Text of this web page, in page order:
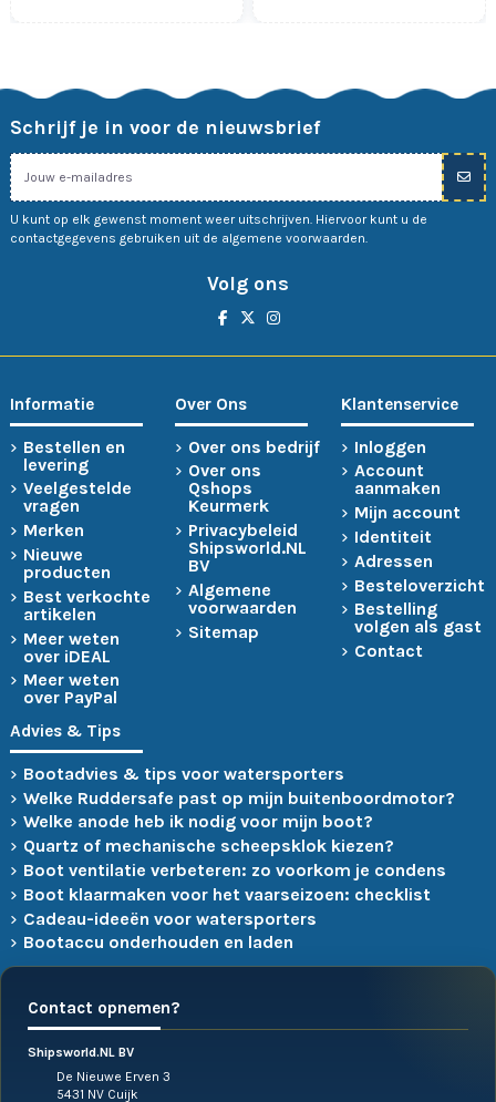
Schrijf je in voor de nieuwsbrief
U kunt op elk gewenst moment weer uitschrijven. Hiervoor kunt u de
contactgegevens gebruiken uit de algemene voorwaarden.
Volg ons
Informatie
Bestellen en
levering
Veelgestelde
vragen
Merken
Nieuwe
producten
Best verkochte
artikelen
Meer weten
over iDEAL
Meer weten
over PayPal
Over Ons
Over ons bedrijf
Over ons
Qshops
Keurmerk
Privacybeleid
Shipsworld.NL
BV
Algemene
voorwaarden
Sitemap
Klantenservice
Inloggen
Account
aanmaken
Mijn account
Identiteit
Adressen
Besteloverzicht
Bestelling
volgen als gast
Contact
Advies & Tips
Bootadvies & tips voor watersporters
Welke Ruddersafe past op mijn buitenboordmotor?
Welke anode heb ik nodig voor mijn boot?
Quartz of mechanische scheepsklok kiezen?
Boot ventilatie verbeteren: zo voorkom je condens
Boot klaarmaken voor het vaarseizoen: checklist
Cadeau-ideeën voor watersporters
Bootaccu onderhouden en laden
Contact opnemen?
Shipsworld.NL BV
De Nieuwe Erven 3
5431 NV Cuijk